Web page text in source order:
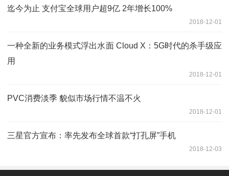
迄今为止 支付宝全球用户超9亿 2年增长100%
2018-12-01
一种全新的业务模式浮出水面 Cloud X：5G时代的杀手级应
用
2018-12-01
PVC消费淡季 貌似市场行情不温不火
2018-12-01
三星官方宣布：率先发布全球首款“打孔屏”手机
2018-12-03